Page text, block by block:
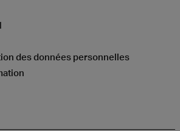
des données personnelles